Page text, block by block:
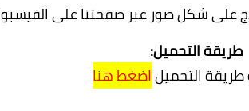
على شكل صور عبر صفحتنا على
طريقة التحميل:
التحميلاضغط هنا